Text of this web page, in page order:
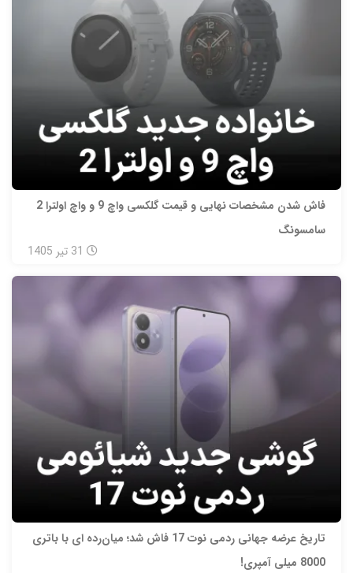
فاش شدن مشخصات نهایی و قیمت گلکسی واچ 9 و واچ اولترا 2
سامسونگ
31 تیر 1405
تاریخ عرضه جهانی ردمی نوت 17 فاش شد؛ میان‌رده‌ ای با باتری
8000 میلی‌ آمپری!